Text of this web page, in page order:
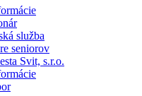
služba
seniorov
Svit, s.r.o.